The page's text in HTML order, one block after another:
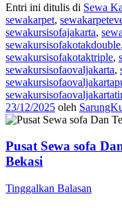
Entri ini ditulis di Sewa
sewakarpet,
sewakursisofajakarta,
sewakursisofakotakdouble,
sewakursisofakotaktriple,
sewakursisofaovaljakarta,
23/12/2025 oleh
Pusat Sewa sofa
Bekasi
Tinggalkan Balasan